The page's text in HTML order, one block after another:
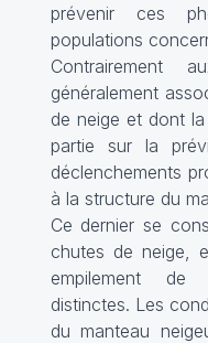
prévenir ces
populations
Contrairement
généralement
de neige et dont la
partie sur la
déclenchements
à la structure du
Ce dernier se
chutes de neige,
empilement de
distinctes. Les
du manteau